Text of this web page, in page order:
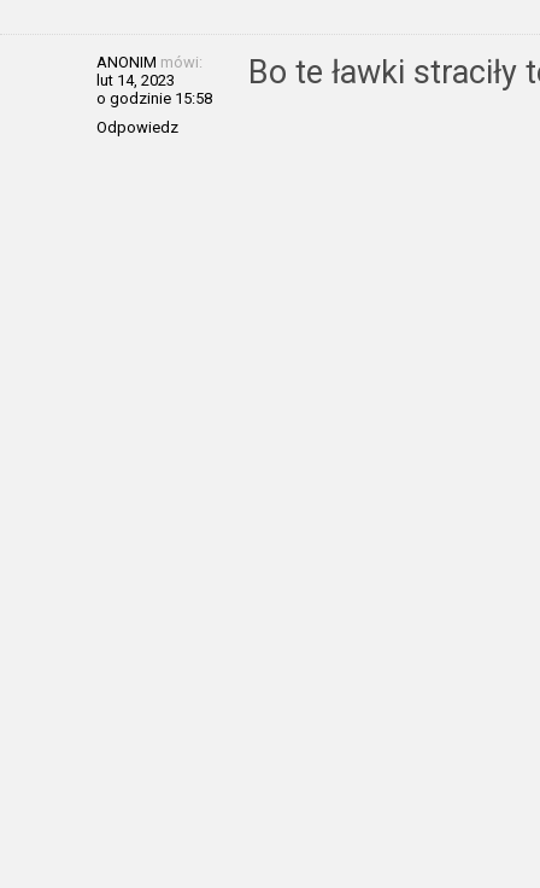
ANONIM mówi:
lut 14, 2023
o godzinie 15:58
Odpowiedz
Bo te ławki